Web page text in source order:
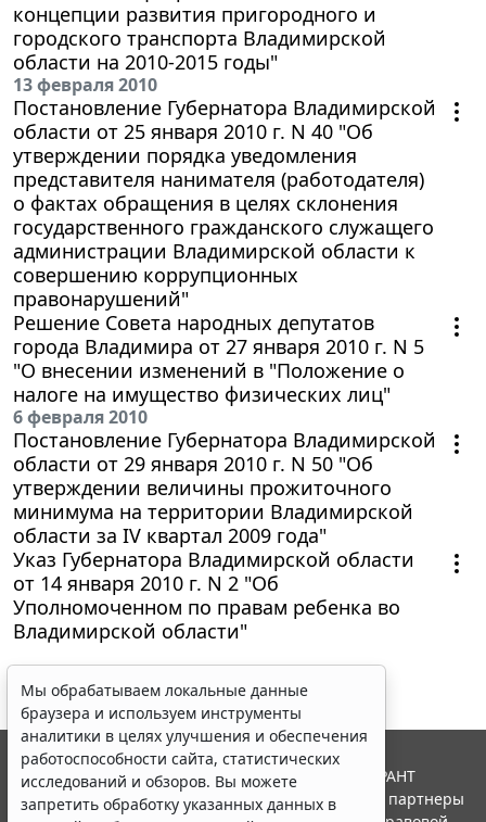
концепции развития пригородного и
городского транспорта Владимирской
области на 2010-2015 годы"
13 февраля 2010
Постановление Губернатора Владимирской
области от 25 января 2010 г. N 40 "Об
утверждении порядка уведомления
представителя нанимателя (работодателя)
о фактах обращения в целях склонения
государственного гражданского служащего
администрации Владимирской области к
совершению коррупционных
правонарушений"
Решение Совета народных депутатов
города Владимира от 27 января 2010 г. N 5
"О внесении изменений в "Положение о
налоге на имущество физических лиц"
6 февраля 2010
Постановление Губернатора Владимирской
области от 29 января 2010 г. N 50 "Об
утверждении величины прожиточного
минимума на территории Владимирской
области за IV квартал 2009 года"
Указ Губернатора Владимирской области
от 14 января 2010 г. N 2 "Об
Уполномоченном по правам ребенка во
Владимирской области"
Мы обрабатываем локальные данные
браузера и используем инструменты
аналитики в целях улучшения и обеспечения
работоспособности сайта, статистических
исследований и обзоров. Вы можете
запретить обработку указанных данных в
© ООО "НПП "ГАРАНТ-СЕРВИС", 2026. Система ГАРАНТ
выпускается с 1990 года. Компания "Гарант" и ее партнеры